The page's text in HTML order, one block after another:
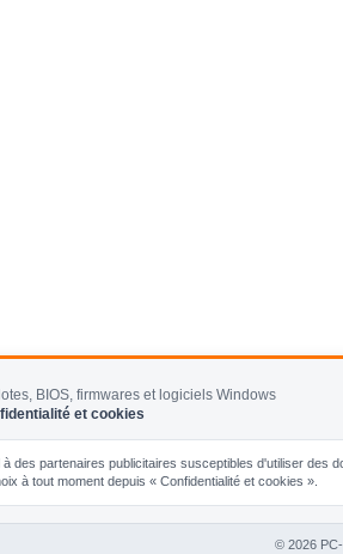
BIOS, firmwares et logiciels Windows
et cookies
à des partenaires publicitaires susceptibles d'utiliser
à tout moment depuis « Confidentialité et cookies ».
© 2026